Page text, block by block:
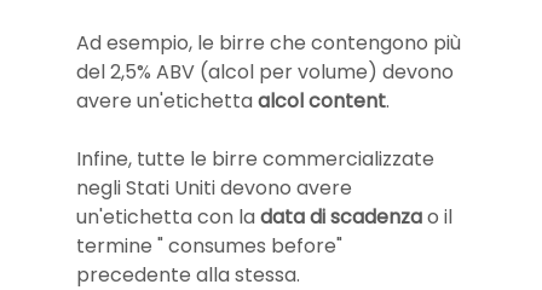
Ad esempio, le birre che contengono più
del 2,5% ABV (alcol per volume) devono
avere un'etichetta alcol content.
Infine, tutte le birre commercializzate
negli Stati Uniti devono avere
un'etichetta con la data di scadenza o il
termine " consumes before"
precedente alla stessa.